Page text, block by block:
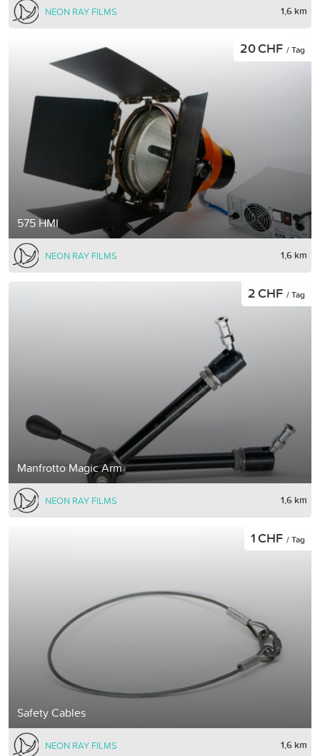
NEON RAY FILMS 1,6 km
575 HMI
20 CHF / Tag
NEON RAY FILMS 1,6 km
Manfrotto Magic Arm
2 CHF / Tag
NEON RAY FILMS 1,6 km
Safety Cables
1 CHF / Tag
NEON RAY FILMS 1,6 km